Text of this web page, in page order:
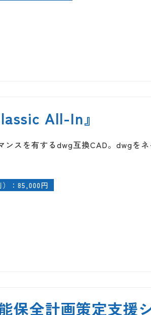
All-In』
スを有するdwg互換CAD。dwgをネ
：85,000円
保全計画策定支援